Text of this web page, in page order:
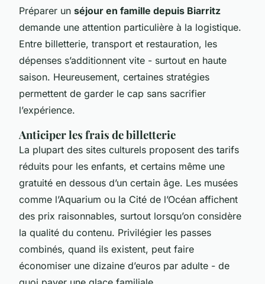
Préparer un séjour en famille depuis Biarritz
demande une attention particulière à la logistique.
Entre billetterie, transport et restauration, les
dépenses s’additionnent vite - surtout en haute
saison. Heureusement, certaines stratégies
permettent de garder le cap sans sacrifier
l’expérience.
Anticiper les frais de billetterie
La plupart des sites culturels proposent des tarifs
réduits pour les enfants, et certains même une
gratuité en dessous d’un certain âge. Les musées
comme l’Aquarium ou la Cité de l’Océan affichent
des prix raisonnables, surtout lorsqu’on considère
la qualité du contenu. Privilégier les passes
combinés, quand ils existent, peut faire
économiser une dizaine d’euros par adulte - de